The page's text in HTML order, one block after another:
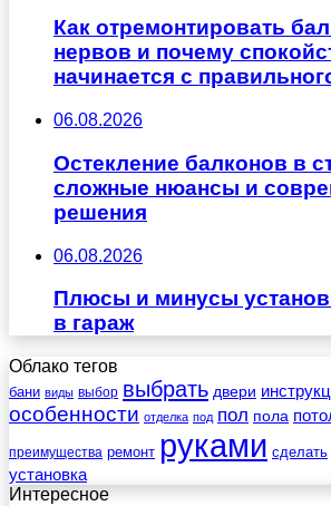
Как отремонтировать
нервов и почему
начинается с
06.08.2026
Остекление балконов в
сложные нюансы и
решения
06.08.2026
Плюсы и минусы
в гараж
Облако тегов
бани виды выбор выбрать двери
особенности отделка под пол пола
преимущества ремонт руками сделать
установка
Интересное